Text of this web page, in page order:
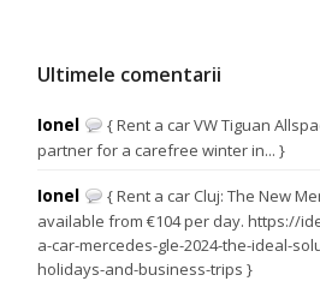
Ultimele comentarii
Ionel
{ Rent a car VW Tiguan
partner for a carefree winter in... }
Ionel
{ Rent a car Cluj: The New
available from €104 per day. https://
a-car-mercedes-gle-2024-the-ideal-
holidays-and-business-trips }